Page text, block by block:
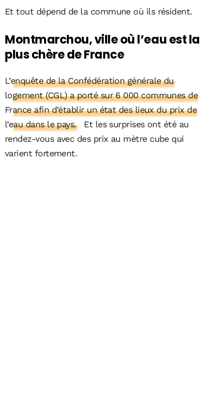
Et tout dépend de la commune où ils résident.
Montmarchou, ville où l’eau est la
plus chère de France
L’enquête de la Confédération générale du
logement (CGL) a porté sur 6 000 communes de
France afin d’établir un état des lieux du prix de
l’eau dans le pays.
Et les surprises ont été au
rendez-vous avec des prix au mètre cube qui
varient fortement.